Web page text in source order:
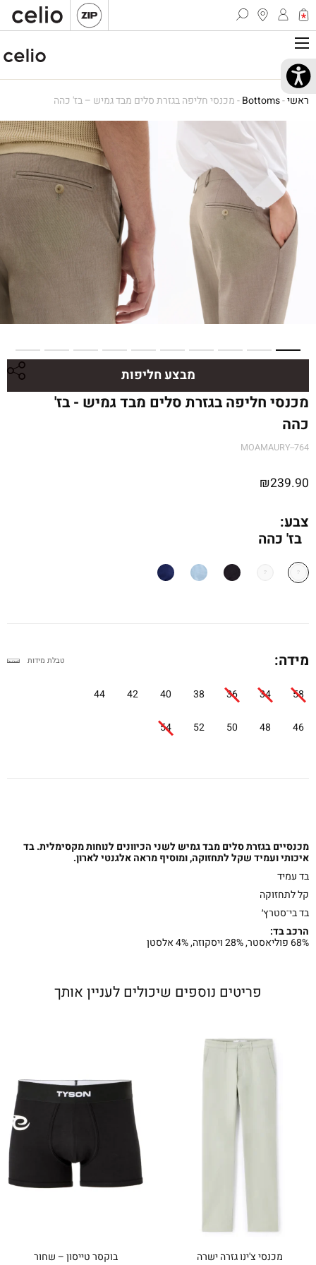
ראשי-
Bottoms
-מכנסי חליפה בגזרת סלים מבד גמיש – בז' כהה
מבצע חליפות
מכנסי חליפה בגזרת סלים מבד גמיש - בז'
כהה
MOAMAURY--764
₪239.90
צבע:
בז' כהה
מידה:
58
34
36
38
40
42
44
46
48
50
52
54
טבלת מידות
מכנסיים בגזרת סלים מבד גמיש לשני הכיוונים לנוחות מקסימלית. בד
איכותי ועמיד שקל לתחזוקה, ומוסיף מראה אלגנטי לארון.
בד עמיד
קל לתחזוקה
בד בי־סטרץ׳
הרכב בד:
68% פוליאסטר, 28% ויסקוזה, 4% אלסטן
פריטים נוספים שיכולים לעניין אותך
מכנסי צ'ינו גזרה ישרה בוקסר טייסון – שחור